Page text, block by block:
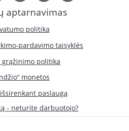
aptarnavimas
politika
pardavimo taisyklės
grąžinimo politika
monetos
paslaugą
- neturite darbuotojo?